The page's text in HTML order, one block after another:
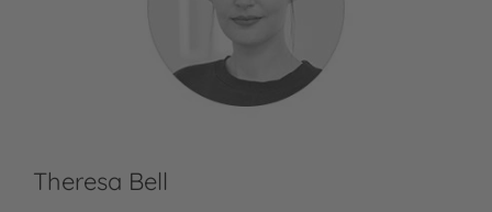
Theresa Bell